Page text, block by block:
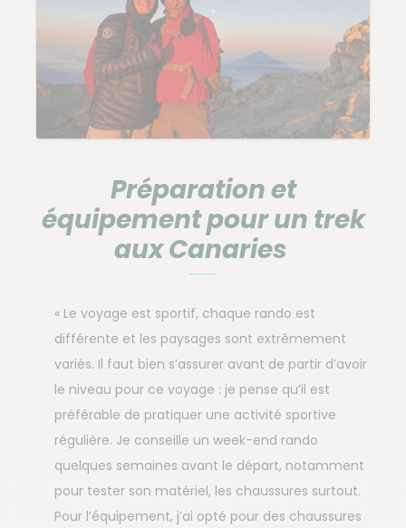
Préparation et
équipement pour un trek
aux Canaries
« Le voyage est sportif, chaque rando est
différente et les paysages sont extrêmement
variés. Il faut bien s’assurer avant de partir d’avoir
le niveau pour ce voyage : je pense qu’il est
préférable de pratiquer une activité sportive
régulière. Je conseille un week-end rando
quelques semaines avant le départ, notamment
pour tester son matériel, les chaussures surtout.
Pour l’équipement, j’ai opté pour des chaussures